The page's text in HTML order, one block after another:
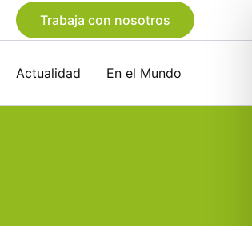
Trabaja con nosotros
Actualidad En el Mundo